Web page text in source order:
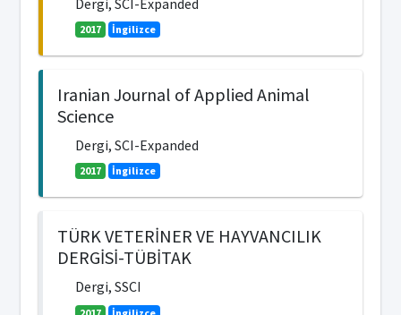
2017 İngilizce
Iranian Journal of Applied Animal
Science
Dergi, SCI-Expanded
2017 İngilizce
TÜRK VETERİNER VE HAYVANCILIK
DERGİSİ-TÜBİTAK
Dergi, SSCI
2017 İngilizce